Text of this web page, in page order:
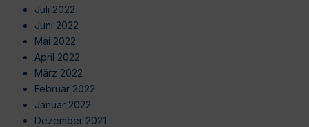
Juli 2022
Juni 2022
Mai 2022
April 2022
März 2022
Februar 2022
Januar 2022
Dezember 2021